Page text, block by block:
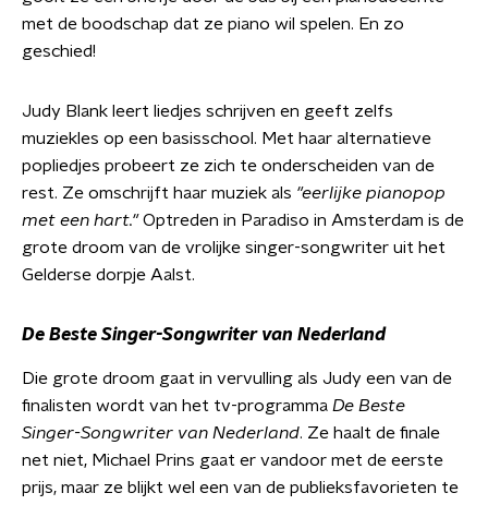
met de boodschap dat ze piano wil spelen. En zo
geschied!
Judy Blank leert liedjes schrijven en geeft zelfs
muziekles op een basisschool. Met haar alternatieve
popliedjes probeert ze zich te onderscheiden van de
rest. Ze omschrijft haar muziek als "eerlijke pianopop
met een hart."Optreden in Paradiso in Amsterdam is de
grote droom van de vrolijke singer-songwriter uit het
Gelderse dorpje Aalst.
De Beste Singer-Songwriter van Nederland
Die grote droom gaat in vervulling als Judy een van de
finalisten wordt van het tv-programma De Beste
Singer-Songwriter van Nederland. Ze haalt de finale
net niet, Michael Prins gaat er vandoor met de eerste
prijs, maar ze blijkt wel een van de publieksfavorieten te